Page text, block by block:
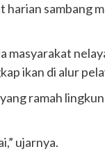
sambang
masyarakat
ikan di alur
ramah
ujarnya.